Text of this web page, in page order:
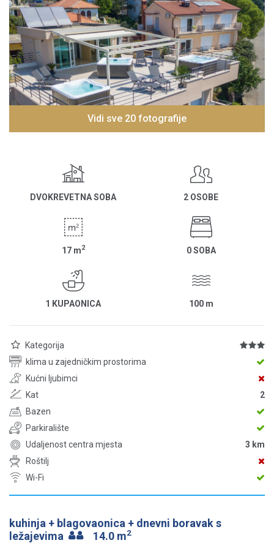
Vidi sve 20 fotografije
DVOKREVETNA SOBA 2 OSOBE
17 m2 0 SOBA
1 KUPAONICA 100 m
Kategorija
klima u zajedničkim prostorima
Kućni ljubimci
Kat
2
Bazen
Parkiralište
Udaljenost centra mjesta
3 km
Roštilj
Wi-Fi
kuhinja + blagovaonica + dnevni boravak s
ležajevima
14.0 m2